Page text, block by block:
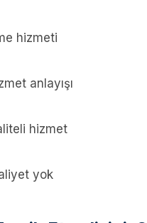
hizmeti
anlayışı
hizmet
yok